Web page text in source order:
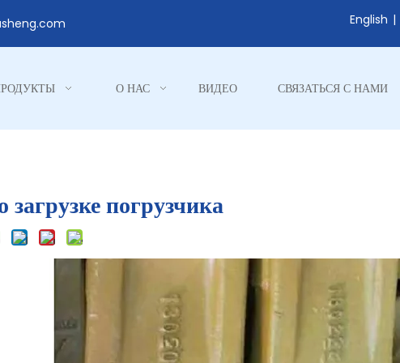
English |
О НАС ВИДЕО СВЯЗАТЬСЯ С НАМИ
погрузчика